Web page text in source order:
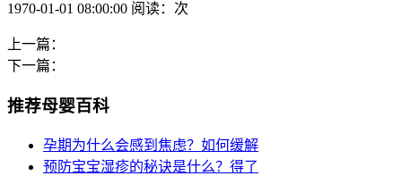
1970-01-01 08:00:00 阅读：次
上一篇：
下一篇：
推荐母婴百科
孕期为什么会感到焦虑？如何缓解
预防宝宝湿疹的秘诀是什么？得了